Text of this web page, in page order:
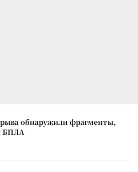
обнаружили фрагменты,
БПЛА